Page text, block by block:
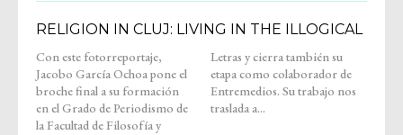
RELIGION IN CLUJ: LIVING IN THE ILLOGICAL
Con este fotorreportaje,
Jacobo García Ochoa pone el
broche final a su formación
en el Grado de Periodismo de
la Facultad de Filosofía y
Letras y cierra también su
etapa como colaborador de
Entremedios. Su trabajo nos
traslada a...